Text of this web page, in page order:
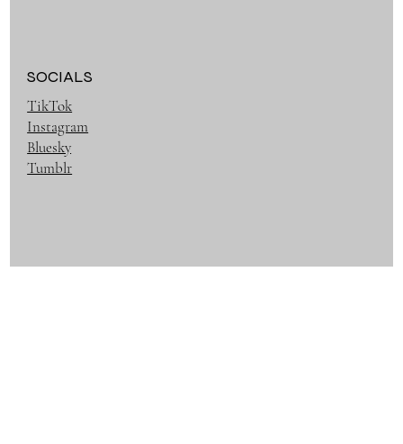
SOCIALS
TikTok
Instagram
Bluesky
Tumblr